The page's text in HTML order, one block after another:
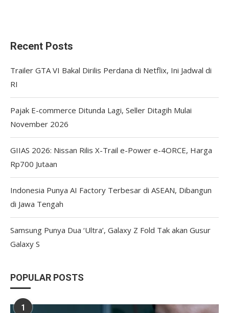
Recent Posts
Trailer GTA VI Bakal Dirilis Perdana di Netflix, Ini Jadwal di
RI
Pajak E-commerce Ditunda Lagi, Seller Ditagih Mulai
November 2026
GIIAS 2026: Nissan Rilis X-Trail e-Power e-4ORCE, Harga
Rp700 Jutaan
Indonesia Punya AI Factory Terbesar di ASEAN, Dibangun
di Jawa Tengah
Samsung Punya Dua ‘Ultra’, Galaxy Z Fold Tak akan Gusur
Galaxy S
POPULAR POSTS
1